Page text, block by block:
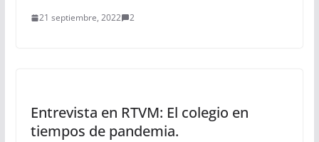
21 septiembre, 2022 2
Entrevista en RTVM: El colegio en
tiempos de pandemia.